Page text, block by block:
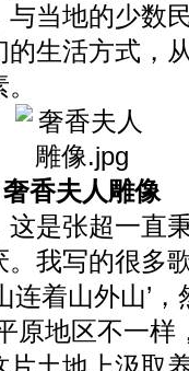
当地的少数
生活方式，
奢香夫人雕像
张超一直秉
我写的很多
连着山外山’
地区不一样